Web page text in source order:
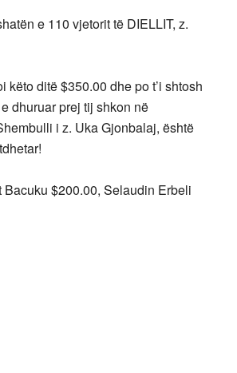
e 110 vjetorit të DIELLIT, z.
ditë $350.00 dhe po t’i shtosh
dhuruar prej tij shkon në
i z. Uka Gjonbalaj, është
$200.00, Selaudin Erbeli